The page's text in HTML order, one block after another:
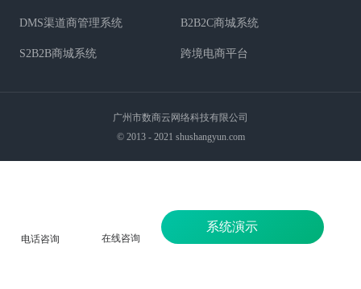
DMS渠道商管理系统 B2B2C商城系统
S2B2B商城系统 跨境电商平台
广州市数商云网络科技有限公司
© 2013 - 2021 shushangyun.com
电话咨询 在线咨询
系统演示